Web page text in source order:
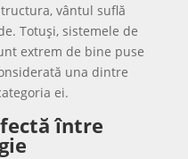
vântul suflă
Totuși, sistemele de
extrem de bine puse
una dintre
ei.
între